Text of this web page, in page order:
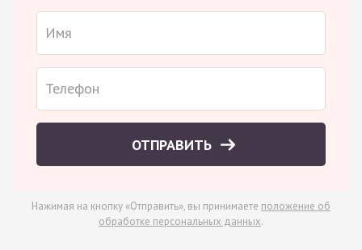
ОТПРАВИТЬ
Нажимая на кнопку «Отправить», вы принимаете положение об
обработке персональных данных.